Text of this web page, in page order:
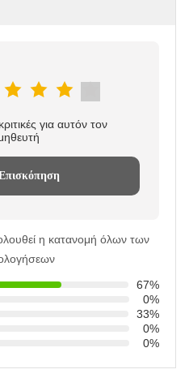
για αυτόν τον
η κατανομή όλων των
67%
0%
33%
0%
0%